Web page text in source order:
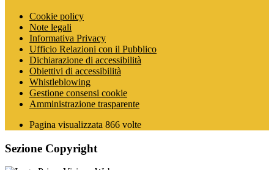
Cookie policy
Note legali
Informativa Privacy
Ufficio Relazioni con il Pubblico
Dichiarazione di accessibilità
Obiettivi di accessibilità
Whistleblowing
Gestione consensi cookie
Amministrazione trasparente
Pagina visualizzata 866 volte
Sezione Copyright